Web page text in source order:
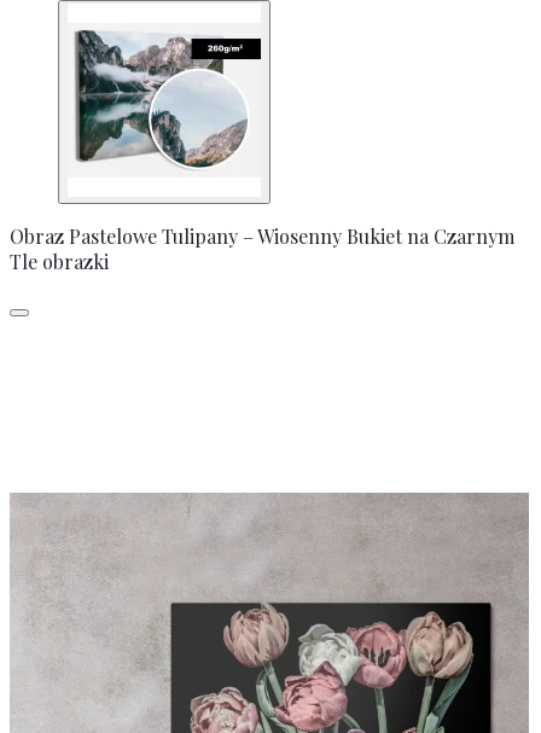
Obraz Pastelowe Tulipany – Wiosenny Bukiet na Czarnym
Tle obrazki